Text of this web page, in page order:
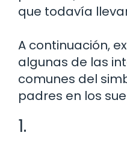
que todavía
A continuación,
algunas de las
comunes del
padres en los
1.